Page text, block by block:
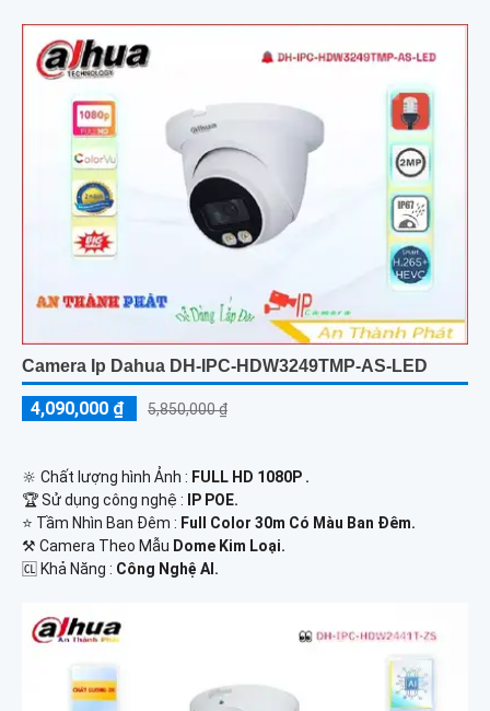
Camera Ip Dahua DH-IPC-HDW3249TMP-AS-LED
4,090,000 ₫ 5,850,000 ₫
🔆 Chất lượng hình Ảnh : FULL HD 1080P .
🏆 Sử dụng công nghệ :
IP POE.
⭐ Tầm Nhìn Ban Đêm : Full Color 30m Có Màu Ban Đêm.
⚒ Camera Theo Mẫu Dome Kim Loại.
️🆑 Khả Năng : Công Nghệ AI.